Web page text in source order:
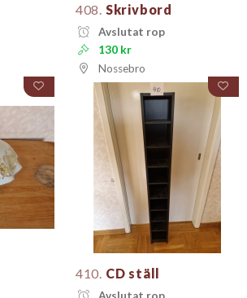
408. Skrivbord
Avslutat rop
130 kr
Nossebro
410. CD ställ
Avslutat rop